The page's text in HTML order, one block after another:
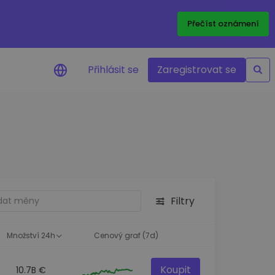
Přečíst oznámení
Přihlásit se Zaregistrovat se
Filtry
Množství 24h Cenový graf (7d)
10.7B € Koupit